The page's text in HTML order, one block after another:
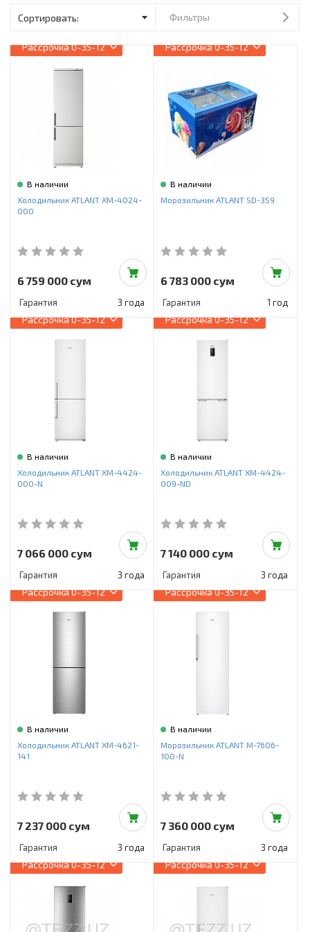
Фильтры
Рассрочка0-35-12
В наличии
Холодильник ATLANT ХМ-4024-
000
6 759 000 сум
Гарантия 3 года
Рассрочка0-35-12
В наличии
Морозильник ATLANT SD-359
6 783 000 сум
Гарантия 1 год
Рассрочка0-35-12
В наличии
Холодильник ATLANT ХМ-4424-
000-N
7 066 000 сум
Гарантия 3 года
Рассрочка0-35-12
В наличии
Холодильник ATLANT ХМ-4424-
009-ND
7 140 000 сум
Гарантия 3 года
Рассрочка0-35-12
В наличии
Холодильник ATLANT ХМ-4621-
141
7 237 000 сум
Гарантия 3 года
Рассрочка0-35-12
В наличии
Морозильник ATLANT М-7606-
100-N
7 360 000 сум
Гарантия 3 года
Рассрочка0-35-12 Рассрочка0-35-12